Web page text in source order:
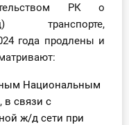
РК о
транспорте,
года продлены и
Национальным
в связи с
ж/д сети при